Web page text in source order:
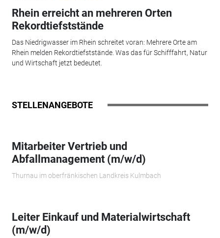
Rhein erreicht an mehreren Orten
Rekordtiefststände
Das Niedrigwasser im Rhein schreitet voran: Mehrere Orte am
Rhein melden Rekordtiefststände. Was das für Schifffahrt, Natur
und Wirtschaft jetzt bedeutet.
STELLENANGEBOTE
Mitarbeiter Vertrieb und
Abfallmanagement (m/w/d)
Thurnau im oberfränkischen Landkreis Kulmbach
Leiter Einkauf und Materialwirtschaft
(m/w/d)